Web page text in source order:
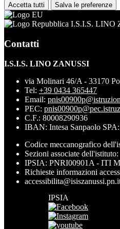
Accetta tutti Salva le preferenze
I.S.I.S. LINO
Contatti
I.S.I.S. LINO ZANUSSI
via Molinari 46/A - 33170
Tel: +39 0434 365447
Email:
PEC:
C.F.: 80008290936
IBAN: Intesa Sanpaolo
Codice meccanografico
Sezioni associate dell'istituto:
IPSIA: PNRI00901A - ITI
Richieste informazioni
IPSIA